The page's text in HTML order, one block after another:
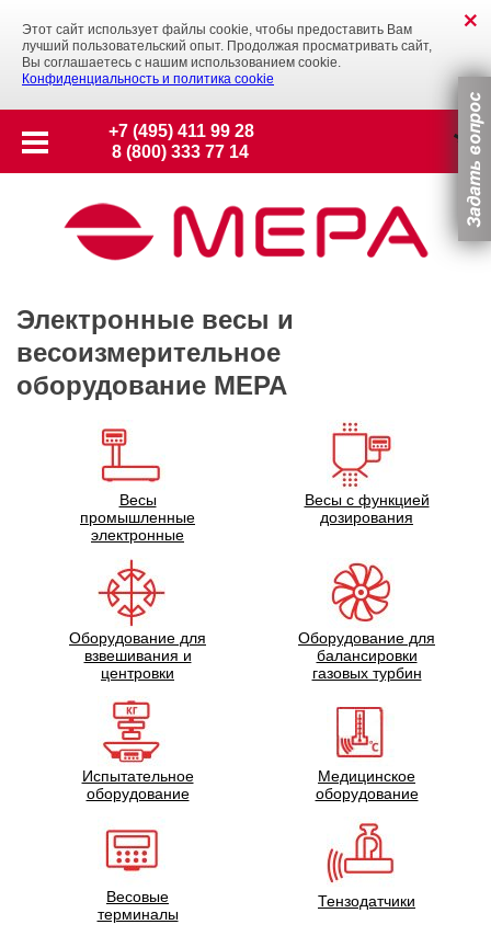
Этот сайт использует файлы cookie, чтобы предоставить Вам
лучший пользовательский опыт. Продолжая просматривать сайт,
Вы соглашаетесь с нашим использованием cookie.
Конфиденциальность и политика cookie
+7 (495) 411 99 28
8 (800) 333 77 14
Электронные весы и
весоизмерительное
оборудование МЕРА
Весы
промышленные
электронные
Весы с функцией
дозирования
Оборудование для
взвешивания и
центровки
Оборудование для
балансировки
газовых турбин
Испытательное
оборудование
Медицинское
оборудование
Весовые
терминалы
Тензодатчики